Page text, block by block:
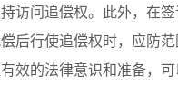
访问追偿权。此外，在
后行使追偿权时，应防
效的法律意识和准备，